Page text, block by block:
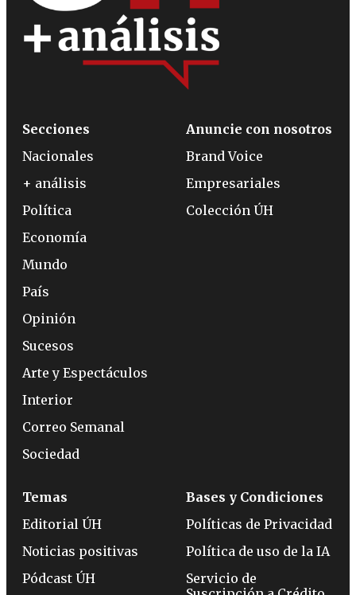
Secciones
Nacionales
+ análisis
Política
Economía
Mundo
País
Opinión
Sucesos
Arte y Espectáculos
Interior
Correo Semanal
Sociedad
Anuncie con nosotros
Brand Voice
Empresariales
Colección ÚH
Temas
Editorial ÚH
Noticias positivas
Pódcast ÚH
Bases y Condiciones
Políticas de Privacidad
Política de uso de la IA
Servicio de